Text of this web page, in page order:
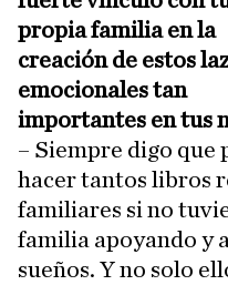
propia familia en la
creación de estos
emocionales tan
importantes en tus
– Siempre digo que
hacer tantos libros
familiares si no
familia apoyando y
sueños. Y no solo